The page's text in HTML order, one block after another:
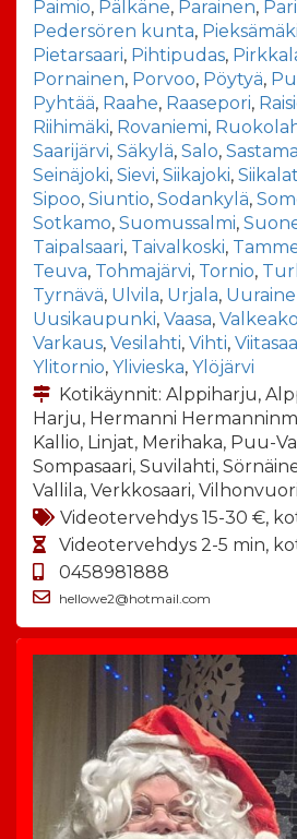
Paimio, Pälkäne, Parainen,
Pedersören kunta, Pieksämäki
Pietarsaari, Pihtipudas,
Pornainen, Porvoo, Pöytyä,
Pyhtää, Raahe, Raasepori,
Riihimäki, Rovaniemi,
Saarijärvi, Säkylä, Salo,
Seinäjoki, Sievi, Siikajoki,
Sipoo, Siuntio, Sodankylä,
Sotkamo, Suomussalmi,
Taipalsaari, Taivalkoski,
Teuva, Tohmajärvi, Tornio,
Tyrnävä, Ulvila, Urjala,
Uusikaupunki, Vaasa,
Varkaus, Vesilahti, Vihti,
Ylitornio, Ylivieska, Ylöjärvi
Kotikäynnit: Alppiharju,
Harju, Hermanni
Kallio, Linjat, Merihaka, Puu-
Sompasaari, Suvilahti,
Vallila, Verkkosaari, Vilhonvuori
Videotervehdys 15-30 €,
Videotervehdys 2-5 min,
0458981888
hellowe2@hotmail.com